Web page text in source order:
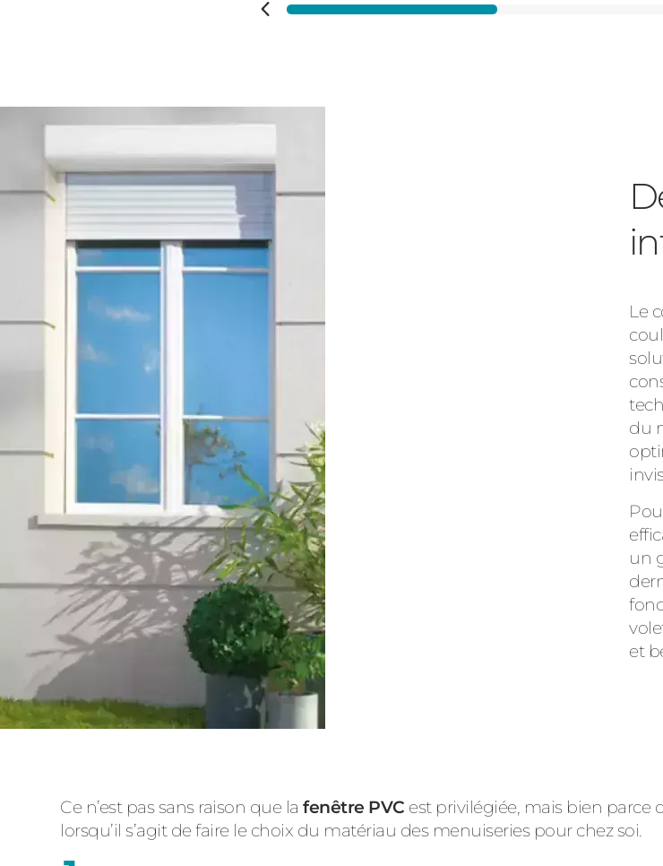
Le
du
un
et
Ce n’est pas sans raison que lafenêtre PVC est privilégiée, mais bien parce
lorsqu’il s’agit de faire le choix du matériau des menuiseries pour chez soi.